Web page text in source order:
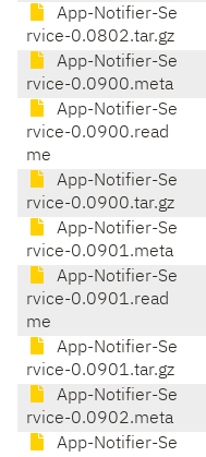
App-Notifier-Se
rvice-0.0802.tar.gz
App-Notifier-Se
rvice-0.0900.meta
App-Notifier-Se
rvice-0.0900.read
me
App-Notifier-Se
rvice-0.0900.tar.gz
App-Notifier-Se
rvice-0.0901.meta
App-Notifier-Se
rvice-0.0901.read
me
App-Notifier-Se
rvice-0.0901.tar.gz
App-Notifier-Se
rvice-0.0902.meta
App-Notifier-Se